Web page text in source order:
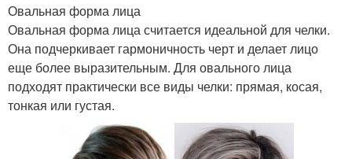
Овальная форма лица
Овальная форма лица считается идеальной для челки.
Она подчеркивает гармоничность черт и делает лицо
еще более выразительным. Для овального лица
подходят практически все виды челки: прямая, косая,
тонкая или густая.